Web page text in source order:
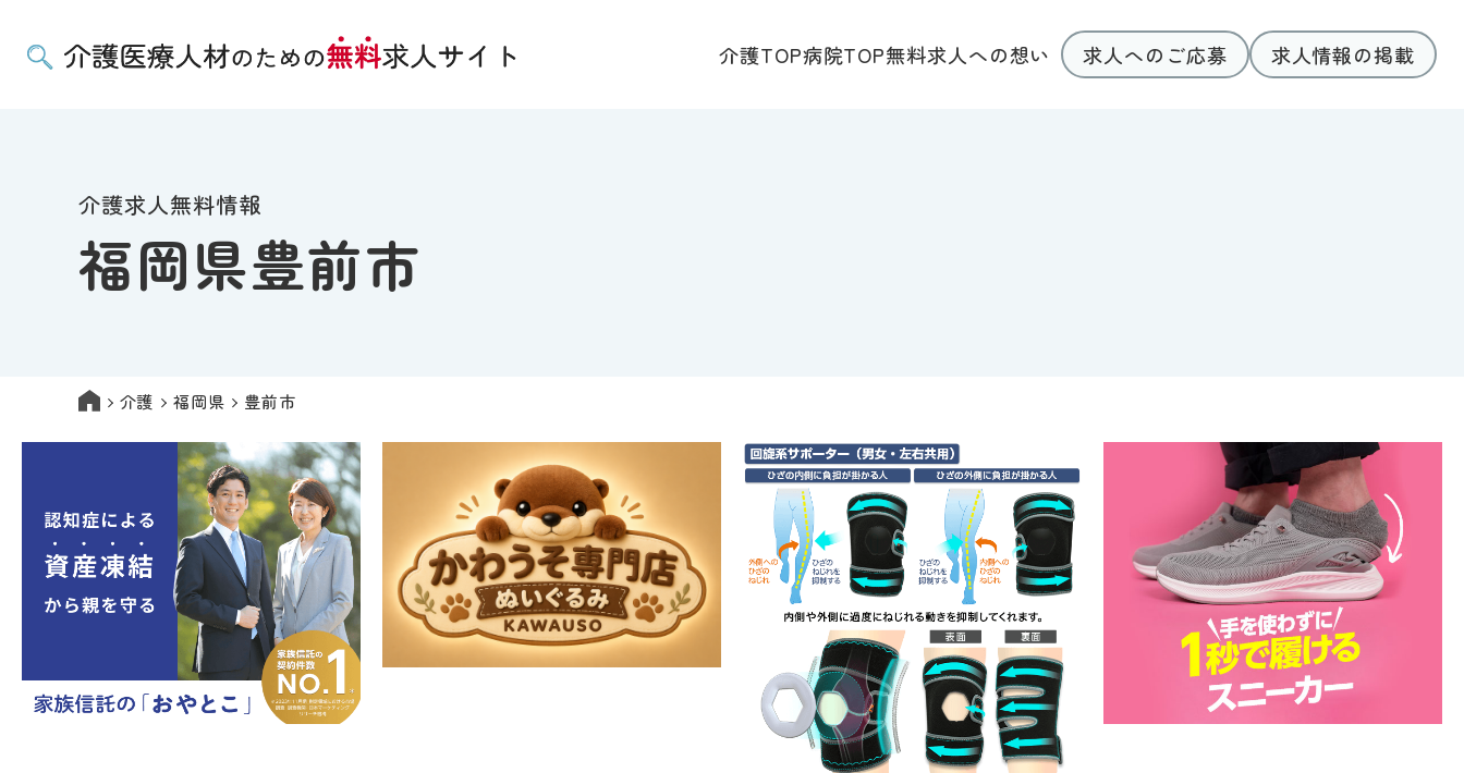
介護TOP病院TOP無料求人への想い 求人へのご応募 求人情報の掲載
介護求人無料情報
福岡県豊前市
介護 福岡県 豊前市